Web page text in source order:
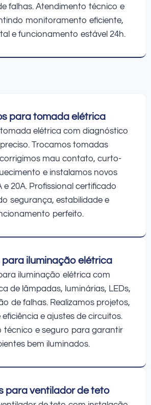
falhas. Atendimento técnico e
monitoramento eficiente,
e funcionamento estável 24h.
para tomada elétrica
elétrica com diagnóstico
Trocamos tomadas
mau contato, curto-
e instalamos novos
e 20A. Profissional certificado
segurança, estabilidade e
perfeito.
para iluminação elétrica
iluminação elétrica com
de lâmpadas, luminárias, LEDs,
de falhas. Realizamos projetos,
e ajustes de circuitos.
técnico e seguro para garantir
bem iluminados.
para ventilador de teto